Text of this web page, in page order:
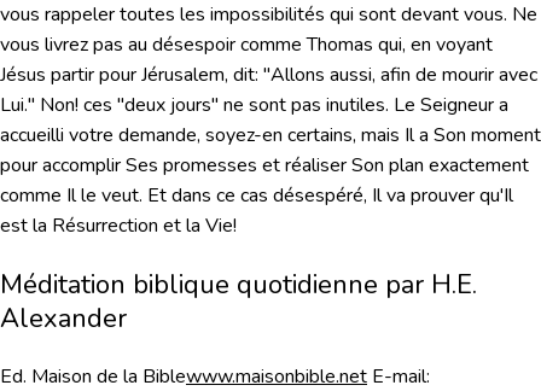
vous rappeler toutes les impossibilités qui sont devant vous. Ne
vous livrez pas au désespoir comme Thomas qui, en voyant
Jésus partir pour Jérusalem, dit: "Allons aussi, afin de mourir avec
Lui." Non! ces "deux jours" ne sont pas inutiles. Le Seigneur a
accueilli votre demande, soyez-en certains, mais Il a Son moment
pour accomplir Ses promesses et réaliser Son plan exactement
comme Il le veut. Et dans ce cas désespéré, Il va prouver qu'Il
est la Résurrection et la Vie!
Méditation biblique quotidienne par H.E.
Alexander
Ed. Maison de la Biblewww.maisonbible.net E-mail: